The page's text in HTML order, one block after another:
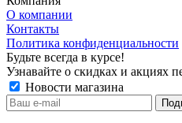
О компании
Контакты
Политика конфиденциальности
Будьте всегда в курсе!
Узнавайте о скидках и акциях
Новости магазина